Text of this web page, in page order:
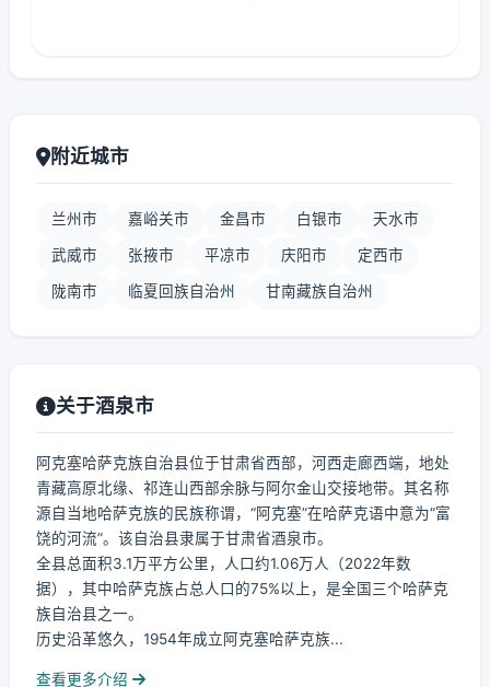
附近城市
兰州市 嘉峪关市 金昌市 白银市 天水市
武威市 张掖市 平凉市 庆阳市 定西市
陇南市 临夏回族自治州 甘南藏族自治州
关于酒泉市
阿克塞哈萨克族自治县位于甘肃省西部，河西走廊西端，地处
青藏高原北缘、祁连山西部余脉与阿尔金山交接地带。其名称
源自当地哈萨克族的民族称谓，“阿克塞”在哈萨克语中意为“富
饶的河流”。该自治县隶属于甘肃省酒泉市。
全县总面积3.1万平方公里，人口约1.06万人（2022年数
据），其中哈萨克族占总人口的75%以上，是全国三个哈萨克
族自治县之一。
历史沿革悠久，1954年成立阿克塞哈萨克族...
查看更多介绍